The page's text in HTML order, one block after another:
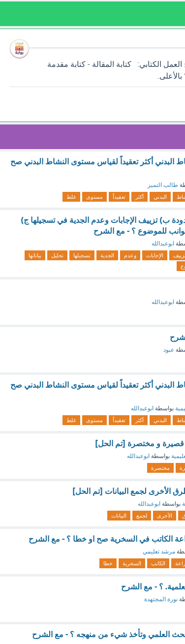
الكتابي: كتابة المقالة - كتابة مقدمة
البدني أكثر تعقيداً لقياس مستوى النشاط البدني صح
طالب التميز
البدني أكثر تعقيداً مستوى غلط
ب) تزييف الإجابات وعدم الجدية في تسجيلها ج)
للموضوع ؟ - مع الشرح
ابوعبدالله
الإجابات وعدم الجدية تسجيلها تحليل
بياناتها
ابوعبدالله
عبود
البدني أكثر تعقيداً لقياس مستوى النشاط البدني صح
بواسطة ابوعبدالله
البدني أكثر تعقيداً مستوى غلط
قصيرة و مختصرة [تم الحل]
بواسطة ابوعبدالله
مختصرة
الأخرى لجمع البيانات [تم الحل]
بواسطة ابوعبدالله
الأخرى لجمع البيانات
الكاتب في السخرية صح او خطا ؟ - مع الشرح
مرشد تعليمي
الكاتب السخرية خطا
؟ - مع الشرح
نورة المجتهدة
العلمي وتأخذ شيء من منهجه ؟ - مع الشرح